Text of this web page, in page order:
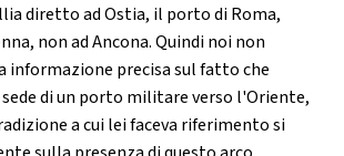
diretto ad Ostia, il porto di Roma,
non ad Ancona. Quindi noi non
informazione precisa sul fatto che
di un porto militare verso l'Oriente,
a cui lei faceva riferimento si